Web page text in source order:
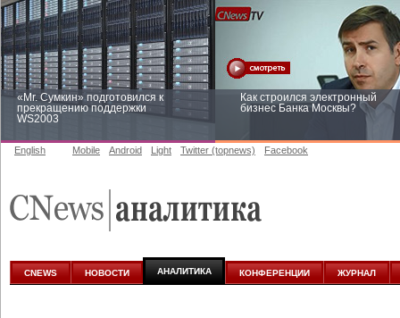
«Mr. Сумкин» подготовился к
прекращению поддержки
WS2003
Как строился электронный
бизнес Банка Москвы?
аналитике
English Mobile Android Light Twitter (topnews) Facebook
CNEWS НОВОСТИ АНАЛИТИКА КОНФЕРЕНЦИИ ЖУРНАЛ